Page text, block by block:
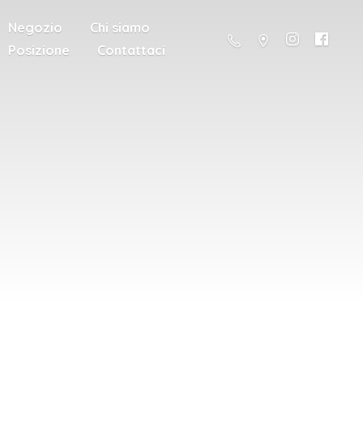
Negozio
Chi siamo
Posizione
Contattaci